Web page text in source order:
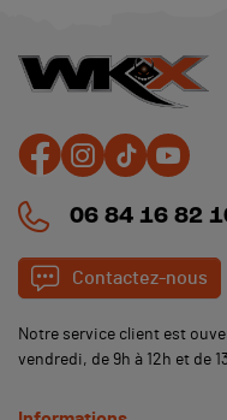
06 84 16 82
Contactez-nous
Notre service client est
vendredi, de 9h à 12h et de